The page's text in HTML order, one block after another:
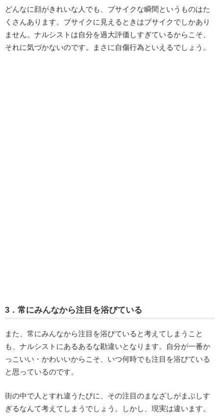
どんなに顔がきれいな人でも、ブサイクな瞬間というものはた
くさんあります。ブサイクに見えるときはブサイクでしかあり
ません。ナルシストは自分を過大評価しすぎているからこそ、
それに気づかないのです。まさに自傷行為といえるでしょう。
3．常にみんなから注目を浴びている
また、常にみんなから注目を浴びていると考えてしまうこと
も、ナルシストにあるあるな勘違いとなります。自分が一番か
っこいい・かわいいからこそ、いつ何時でも注目を浴びている
と思っているのです。
街の中で人とすれ違うたびに、その注目のまなざしがまぶしす
ぎるなんて考えてしまうでしょう。しかし、現実は違います。